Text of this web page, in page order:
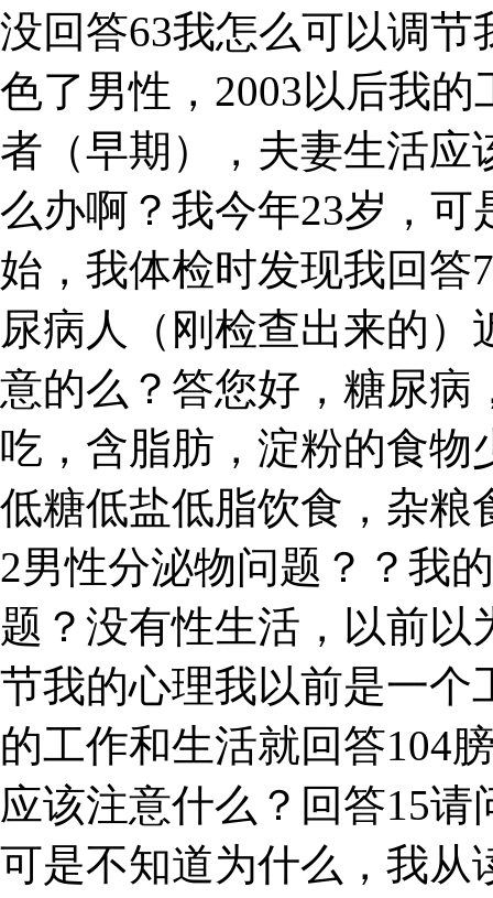
没回答63我怎么可以调
色了男性，2003以后我
者（早期），夫妻生活应
么办啊？我今年23岁，
始，我体检时发现我回答
尿病人（刚检查出来的
意的么？答您好，糖尿病
吃，含脂肪，淀粉的食物
低糖低盐低脂饮食，杂粮
2男性分泌物问题？？我
题？没有性生活，以前以
节我的心理我以前是一个
的工作和生活就回答104
应该注意什么？回答15
可是不知道为什么，我从